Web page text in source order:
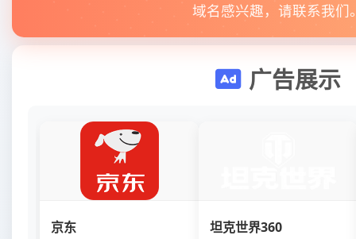
域名感兴趣，请联系我们
广告展示
京东 坦克世界360